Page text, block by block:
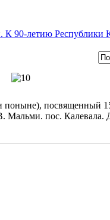
К 90-летию Республики
посвященный
пос. Калевала.